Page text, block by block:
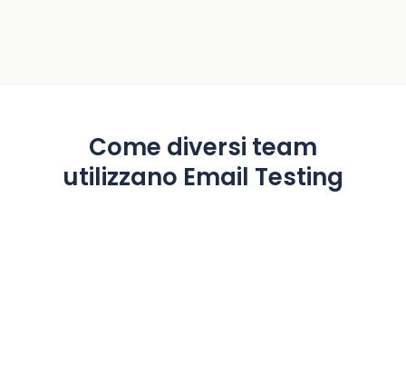
Come diversi team
utilizzano Email Testing